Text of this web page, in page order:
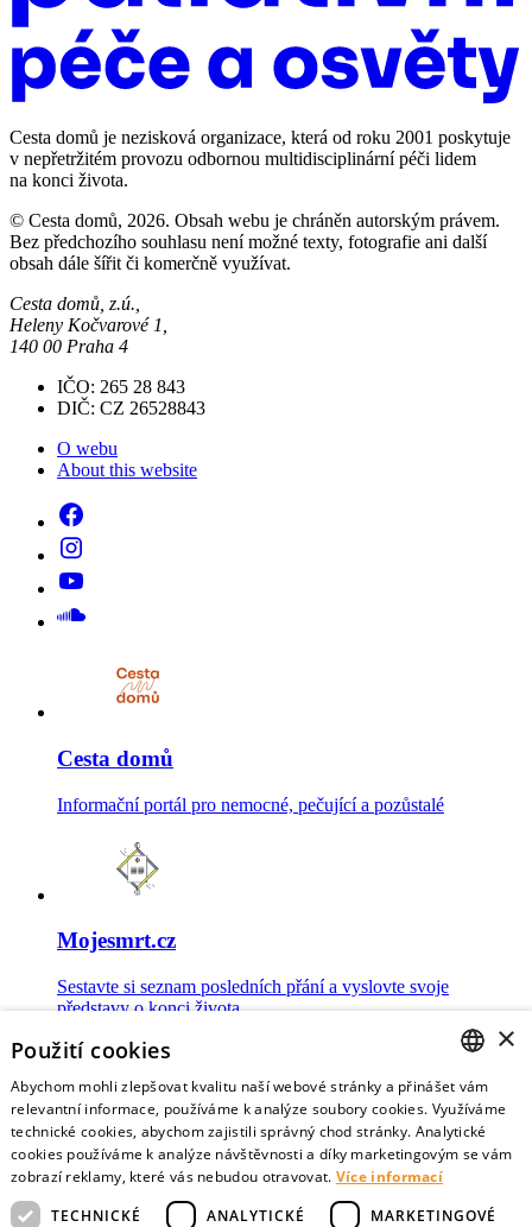
Cesta domů je nezisková organizace, která od roku 2001 poskytuje
v nepřetržitém provozu odbornou multidisciplinární péči lidem
na konci života.
© Cesta domů, 2026. Obsah webu je chráněn autorským právem.
Bez předchozího souhlasu není možné texty, fotografie ani další
obsah dále šířit či komerčně využívat.
Cesta domů, z.ú.,
Heleny Kočvarové 1,
140 00 Praha 4
IČO: 265 28 843
DIČ: CZ 26528843
O webu
About this website
Cesta domů
Informační portál pro nemocné, pečující a pozůstalé
Mojesmrt.cz
Sestavte si seznam posledních přání a vyslovte svoje
představy o konci života
Data o umírání
Nejnovější data o postojích veřejnosti a zdravotníků k umírání
CZECH
ENGLISH
×
Použití cookies
Abychom mohli zlepšovat kvalitu naší webové stránky a přinášet vám
relevantní informace, používáme k analýze soubory cookies. Využíváme
technické cookies, abychom zajistili správný chod stránky. Analytické
cookies používáme k analýze návštěvnosti a díky marketingovým se vám
zobrazí reklamy, které vás nebudou otravovat. Více informací
TECHNICKÉ
ANALYTICKÉ MARKETINGOVÉ